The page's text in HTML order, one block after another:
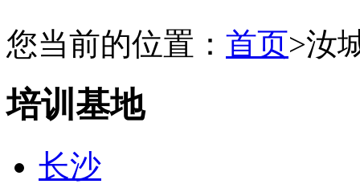
您当前的位置： 首页>汝
培训基地
长沙